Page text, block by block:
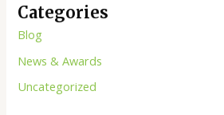
Categories
Blog
News & Awards
Uncategorized